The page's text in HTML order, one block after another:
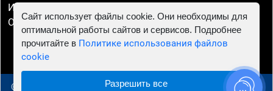
ИП Смирнов Георгий Павлович. ИНН 781302555843,
ОГРНИП 324470400032610
© 2010 - 2026 Чип тюнинг в Архангельске - Автосервис
Сайт использует файлы cookie. Они необходимы для
оптимальной работы сайтов и сервисов. Подробнее
прочитайте в Политике использования файлов
cookie
Разрешить все